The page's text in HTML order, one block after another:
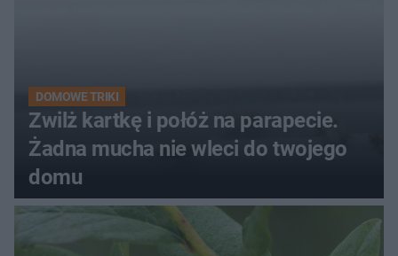
DOMOWE TRIKI
Zwilż kartkę i połóż na parapecie.
Żadna mucha nie wleci do twojego
domu